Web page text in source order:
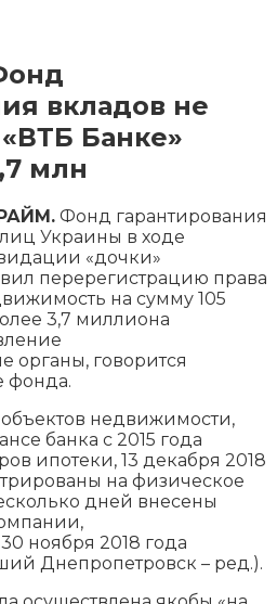
вкладов не
Банке»
млн
Фонд гарантирования
Украины в ходе
«дочки»
перерегистрацию права
на сумму 105
3,7 миллиона
органы, говорится
фонда.
недвижимости,
банка с 2015 года
ипотеки, 13 декабря 2018
на физическое
дней внесены
ноября 2018 года
Днепропетровск – ред.).